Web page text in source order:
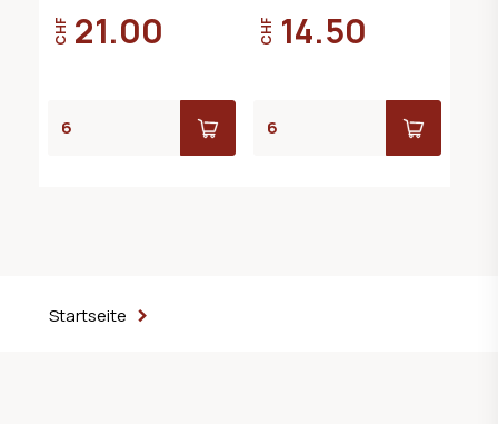
CHF 21.00 CHF 14.50
Startseite